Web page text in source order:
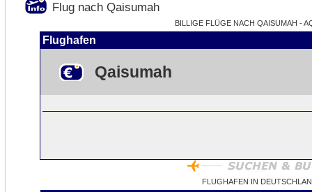
Flug nach Qaisumah
BILLIGE FLÜGE NACH QAISUMAH -
Flughafen
Qaisumah
FLUGHAFEN IN